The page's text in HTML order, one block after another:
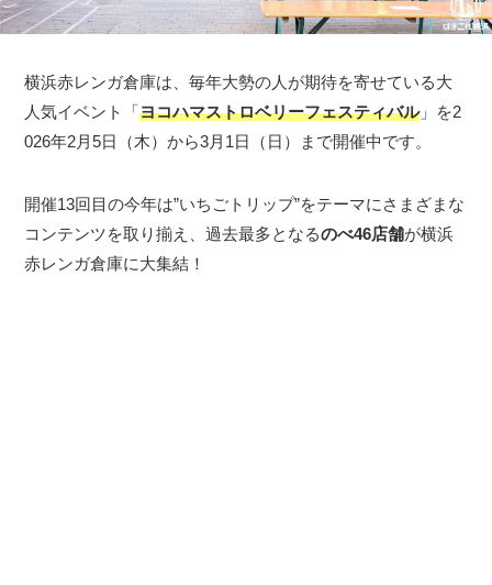
横浜赤レンガ倉庫は、毎年大勢の人が期待を寄せている大
人気イベント「ヨコハマストロベリーフェスティバル」を2
026年2月5日（木）から3月1日（日）まで開催中です。
開催13回目の今年は”いちごトリップ”をテーマにさまざまな
コンテンツを取り揃え、過去最多となるのべ46店舗が横浜
赤レンガ倉庫に大集結！